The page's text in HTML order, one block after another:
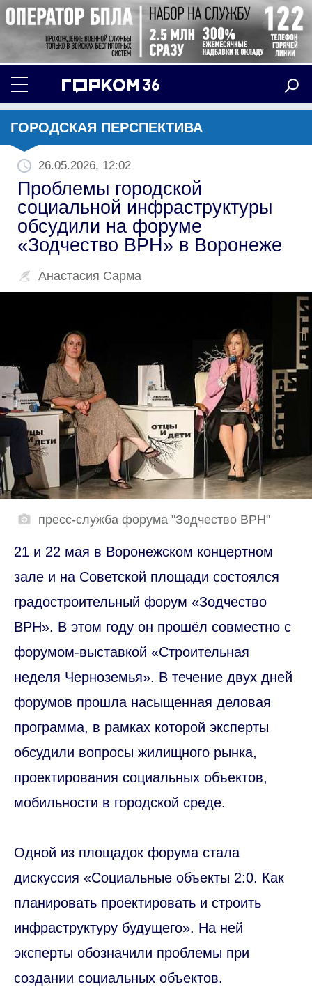
ГОРОДСКАЯ ПЕРСПЕКТИВА
26.05.2026, 12:02
Проблемы городской
социальной инфраструктуры
обсудили на форуме
«Зодчество ВРН» в Воронеже
Анастасия Сарма
пресс-служба форума "Зодчество ВРН"
21 и 22 мая в Воронежском концертном
зале и на Советской площади состоялся
градостроительный форум «Зодчество
ВРН». В этом году он прошёл совместно с
форумом-выставкой «Строительная
неделя Черноземья». В течение двух дней
форумов прошла насыщенная деловая
программа, в рамках которой эксперты
обсудили вопросы жилищного рынка,
проектирования социальных объектов,
мобильности в городской среде.
Одной из площадок форума стала
дискуссия «Социальные объекты 2:0. Как
планировать проектировать и строить
инфраструктуру будущего». На ней
эксперты обозначили проблемы при
создании социальных объектов.